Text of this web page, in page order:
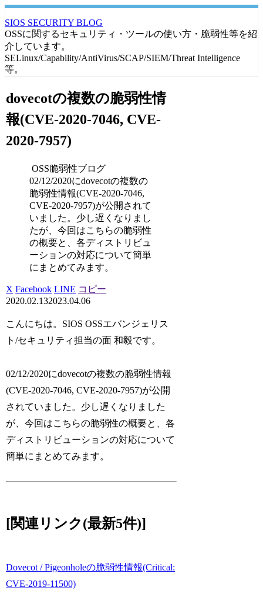
SIOS SECURITY BLOG
OSSに関するセキュリティ・ツールの使い方・脆弱性等を紹
介しています。
SELinux/Capability/AntiVirus/SCAP/SIEM/Threat Intelligence
等。
dovecotの複数の脆弱性情
報(CVE-2020-7046, CVE-
2020-7957)
OSS脆弱性ブログ
02/12/2020にdovecotの複数の
脆弱性情報(CVE-2020-7046,
CVE-2020-7957)が公開されて
いました。少し遅くなりまし
たが、今回はこちらの脆弱性
の概要と、各ディストリビュ
ーションの対応について簡単
にまとめてみます。
X Facebook LINE コピー
2020.02.132023.04.06
こんにちは。SIOS OSSエバンジェリス
ト/セキュリティ担当の面 和毅です。
02/12/2020にdovecotの複数の脆弱性情報
(CVE-2020-7046, CVE-2020-7957)が公開
されていました。少し遅くなりました
が、今回はこちらの脆弱性の概要と、各
ディストリビューションの対応について
簡単にまとめてみます。
[関連リンク(最新5件)]
Dovecot / Pigeonholeの脆弱性情報(Critical:
CVE-2019-11500)